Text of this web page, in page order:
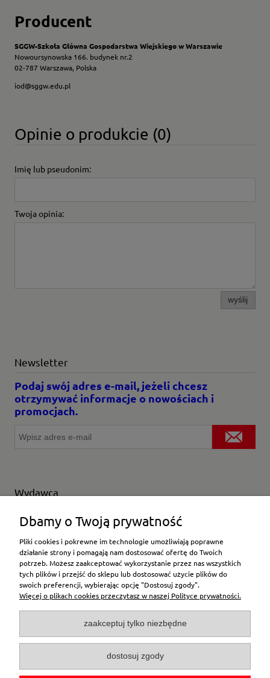
Producent
SGGW-Szkoła Główna Gospodarstwa Wiejskiego w Warszawie
Nowoursynowska 166. budynek nr.2
02-787 Warszawa, Polska
iod@sggw.edu.pl
Opinie o produkcie (0)
Imię lub pseudonim:
Twoja opinia:
wyślij
Newsletter
Podaj swój adres e-mail, jeżeli chcesz
otrzymywać informacje o nowościach i
promocjach.
Wydawca
Wybierz producenta
Moje konto
Płatności i dostawa
Pomoc
O firmie
Dbamy o Twoją prywatność
Pliki cookies i pokrewne im technologie umożliwiają poprawne
działanie strony i pomagają nam dostosować ofertę do Twoich
potrzeb. Możesz zaakceptować wykorzystanie przez nas wszystkich
tych plików i przejść do sklepu lub dostosować użycie plików do
swoich preferencji, wybierając opcję "Dostosuj zgody".
Więcej o plikach cookies przeczytasz w naszej Polityce prywatności.
zaakceptuj tylko niezbędne
dostosuj zgody